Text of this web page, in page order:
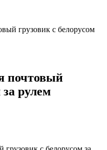
грузовик с белорусом
почтовый
за рулем